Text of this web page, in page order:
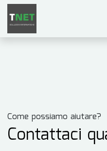
Passa al contenuto
Come possiamo aiutare?
Contattaci